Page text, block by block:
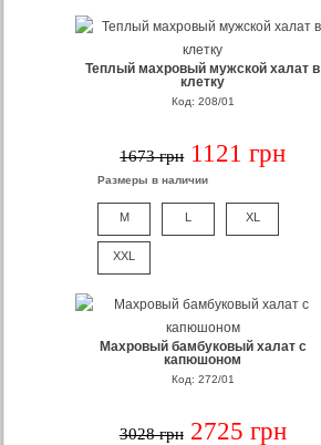
Теплый махровый мужской халат в
клетку
Код: 208/01
1673 грн 1121 грн
Размеры в наличии
M L XL
XXL
Махровый бамбуковый халат с
капюшоном
Код: 272/01
3028 грн 2725 грн